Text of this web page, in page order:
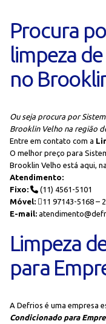
Procura
limpeza
no
Ou seja procura por
Brooklin Velho na região
Entre em contato com a
O melhor preço para
Brooklin Velho está aqui,
Atendimento:
Fixo:
(11) 4561-5101
Móvel:
11 97143-5168 –
E-mail:
Limpeza
para
A Defrios é uma empresa
Condicionado para